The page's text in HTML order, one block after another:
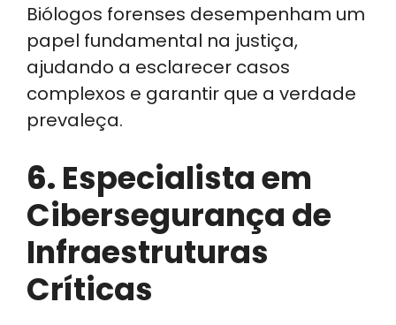
Biólogos forenses desempenham um
papel fundamental na justiça,
ajudando a esclarecer casos
complexos e garantir que a verdade
prevaleça.
6. Especialista em
Cibersegurança de
Infraestruturas
Críticas